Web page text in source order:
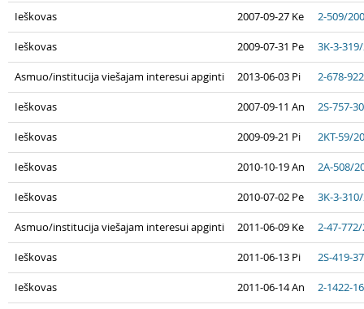
Ieškovas 2007-09-27 Ke 2-509/
Ieškovas 2009-07-31 Pe 3K-3-
Asmuo/institucija viešajam interesui apginti 2013-06-03 Pi 2-678-
Ieškovas 2007-09-11 An 2S-757-
Ieškovas 2009-09-21 Pi 2KT-59/
Ieškovas 2010-10-19 An 2A-508/
Ieškovas 2010-07-02 Pe 3K-3-
Asmuo/institucija viešajam interesui apginti 2011-06-09 Ke 2-47-
Ieškovas 2011-06-13 Pi 2S-419-
Ieškovas 2011-06-14 An 2-1422-